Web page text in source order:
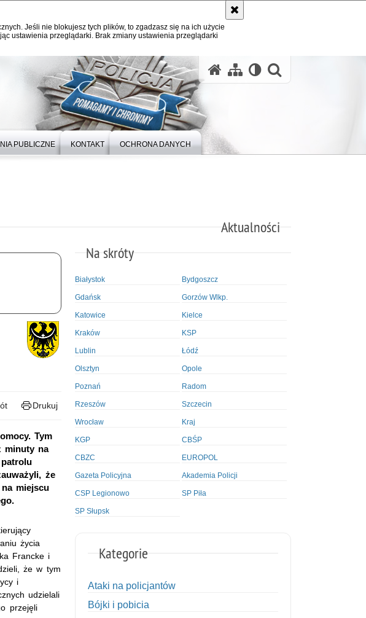
Jeśli nie blokujesz tych plików, to zgadzasz się na ich użycie
ustawienia przeglądarki. Brak zmiany ustawienia przeglądarki
PUBLICZNE KONTAKT OCHRONA DANYCH
Aktualności
Drukuj
Tym
minuty na
że
miejscu
życia
Francke i
że w tym
i
udzielali
przejęli
Na skróty
Białystok Bydgoszcz
Gdańsk Gorzów Wlkp.
Katowice Kielce
Kraków KSP
Lublin Łódź
Olsztyn Opole
Poznań Radom
Rzeszów Szczecin
Wrocław Kraj
KGP CBŚP
CBZC EUROPOL
Gazeta Policyjna Akademia Policji
CSP Legionowo SP Piła
SP Słupsk
Kategorie
Ataki na policjantów
Bójki i pobicia